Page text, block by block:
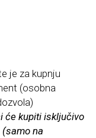
je za kupnju
(osobna
će kupiti isključivo
(samo na